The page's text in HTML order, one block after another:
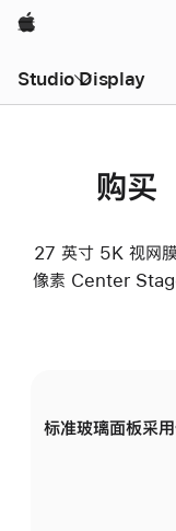
Apple
Studio Display
购买
27 英寸 5K 视网
像素 Center Stage
标准玻璃面板采